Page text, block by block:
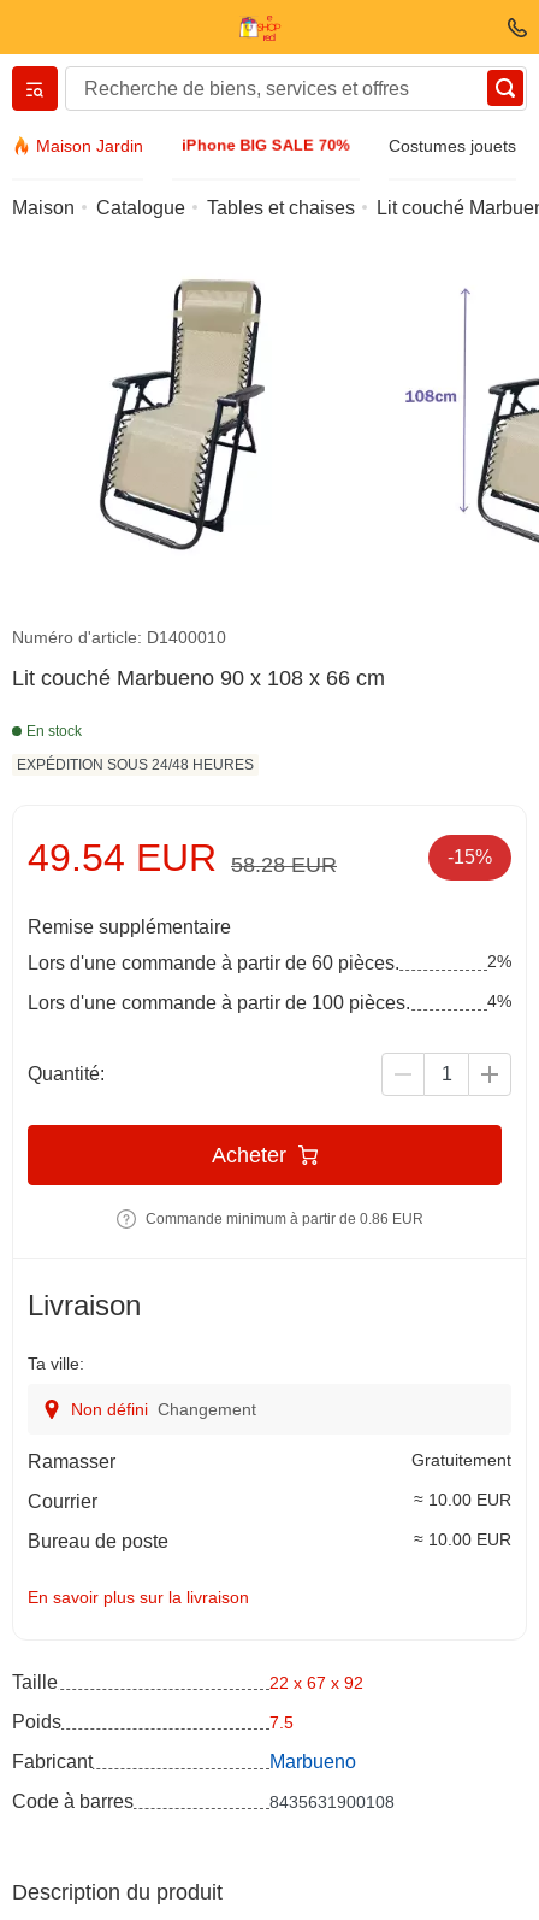
Maison Jardin iPhone BIG SALE 70% Costumes jouets
Вернуться назад
Lunettes de soleil
Montre-bracelet
Maison Catalogue Tables et chaises Lit couché
Numéro d'article: D1400010
Lit couché Marbueno 90 x 108 x 66 cm
En stock
EXPÉDITION SOUS 24/48 HEURES
49.54 EUR 58.28 EUR -15%
Remise supplémentaire
Lors d'une commande à partir de 60 pièces.
2%
Lors d'une commande à partir de 100 pièces. 4%
Quantité:
Acheter
Commande minimum à partir de 0.86 EUR
Livraison
Ta ville:
Non défini Changement
Ramasser Gratuitement
Courrier ≈ 10.00 EUR
Bureau de poste ≈ 10.00 EUR
En savoir plus sur la livraison
Taille 22 x 67 x 92
Poids 7.5
Fabricant
Marbueno
Code à barres
8435631900108
Description du produit